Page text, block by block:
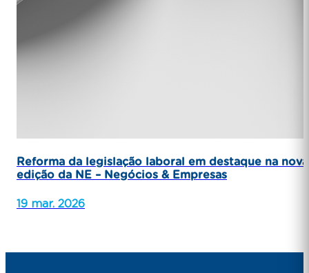
Reforma da legislação laboral em destaque na nova
edição da NE – Negócios & Empresas
19 mar. 2026